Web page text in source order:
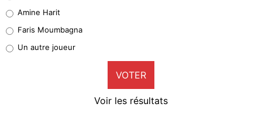
1%
9%
Amine Harit
Faris Moumbagna
Un autre joueur
VOTER
Voir les résultats